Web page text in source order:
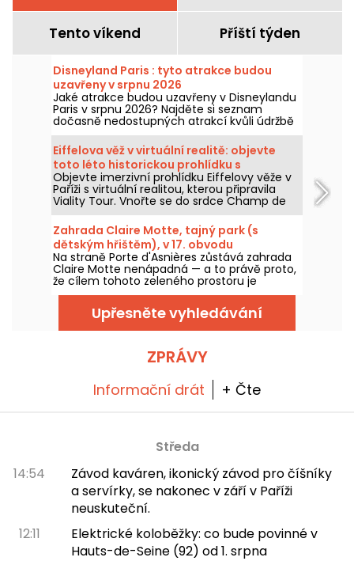
Tento víkend Příští týden
Disneyland Paris : tyto atrakce budou
uzavřeny v srpnu 2026
Jaké atrakce budou uzavřeny v Disneylandu
Paris v srpnu 2026? Najděte si seznam
dočasně nedostupných atrakcí kvůli údržbě
nebo rekonstrukci, abyste si mohli
naplánovat návštěvu v parcích Disney.
Eiffelova věž v virtuální realitě: objevte
toto léto historickou prohlídku s
průvodcem Viality Tour
Objevte imerzivní prohlídku Eiffelovy věže v
Paříži s virtuální realitou, kterou připravila
Viality Tour. Vnořte se do srdce Champ de
Mars a znovu prožijte výstavbu a slavnostní
otevření Železné dámy v roce 1889. Nová
verze, ještě věrnější než kdy dřív, vyšla 31.
března 2026. Při té příležitosti pro vás máme
promo kód! A aby se dalo snáze zvládnout
horké dny, všechny jejich prohlídky probíhají
ve stínu.
Zahrada Claire Motte, tajný park (s
dětským hřištěm), v 17. obvodu
Na straně Porte d'Asnières zůstává zahrada
Claire Motte nenápadná — a to právě proto,
že cílem tohoto zeleného prostoru je
nabídnout klidné místo pro načerpání sil.
Upřesněte vyhledávání
ZPRÁVY
Informační drát + Čte
Středa
14:54
Závod kaváren, ikonický závod pro číšníky
a servírky, se nakonec v září v Paříži
neuskuteční.
12:11
Elektrické koloběžky: co bude povinné v
Hauts-de-Seine (92) od 1. srpna